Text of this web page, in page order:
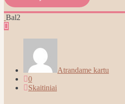
Bal2
Atrandame kartu
0
Skaitiniai